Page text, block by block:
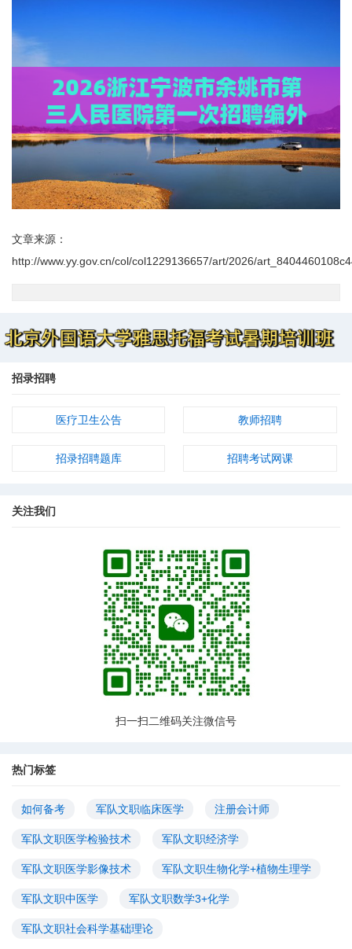
文章来源：
http://www.yy.gov.cn/col/col1229136657/art/2026/
招录招聘
医疗卫生公告 教师招聘
招录招聘题库 招聘考试网课
关注我们
扫一扫二维码关注微信号
热门标签
如何备考 军队文职临床医学 注册会计师
军队文职医学检验技术 军队文职经济学
军队文职医学影像技术 军队文职生物化学+植物生理学
军队文职中医学 军队文职数学3+化学
军队文职社会科学基础理论